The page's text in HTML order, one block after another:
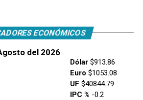
ECONÓMICOS
del 2026
Dólar$913.86
Euro $1053.08
UF $40844.79
IPC % -0.2